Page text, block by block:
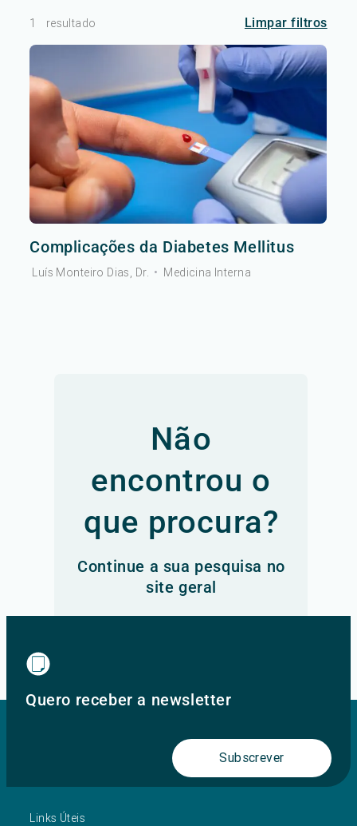
1 resultado Limpar filtros
Complicações da Diabetes Mellitus
Luís Monteiro Dias, Dr. • Medicina Interna
Não
encontrou o
que procura?
Continue a sua pesquisa no
site geral
Quero receber a newsletter
Subscrever
Links Úteis